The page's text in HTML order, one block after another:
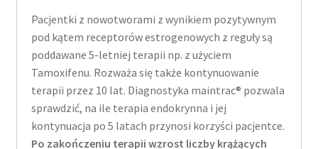
Pacjentki z nowotworami z wynikiem pozytywnym
pod kątem receptorów estrogenowych z reguły są
poddawane 5-letniej terapii np. z użyciem
Tamoxifenu. Rozważa się także kontynuowanie
terapii przez 10 lat. Diagnostyka maintrac® pozwala
sprawdzić, na ile terapia endokrynna i jej
kontynuacja po 5 latach przynosi korzyści pacjentce.
Po zakończeniu terapii wzrost liczby krążących